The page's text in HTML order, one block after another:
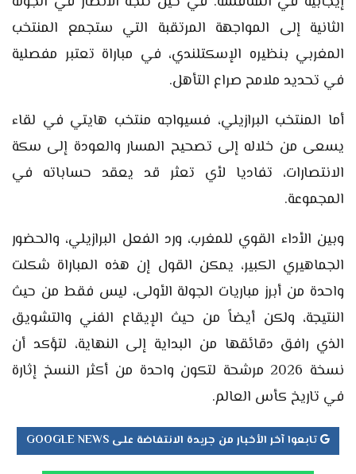
الثانية إلى المواجهة المرتقبة التي ستجمع المنتخب
المغربي بنظيره الإسكتلندي، في مباراة تعتبر مفصلية
في تحديد ملامح صراع التأهل.
أما المنتخب البرازيلي، فسيواجه منتخب هايتي في لقاء
يسعى من خلاله إلى تصحيح المسار والعودة إلى سكة
الانتصارات، تفاديا لأي تعثر قد يعقد حساباته في
المجموعة.
وبين الأداء القوي للمغرب، ورد الفعل البرازيلي، والحضور
الجماهيري الكبير، يمكن القول إن هذه المباراة شكلت
واحدة من أبرز مباريات الجولة الأولى، ليس فقط من حيث
النتيجة، ولكن أيضاً من حيث الإيقاع الفني والتشويق
الذي رافق دقائقها من البداية إلى النهاية، لتؤكد أن
نسخة 2026 مرشحة لتكون واحدة من أكثر النسخ إثارة
في تاريخ كأس العالم.
تابعوا آخر الأخبار من جريدة الانتفاضة على GOOGLE NEWS